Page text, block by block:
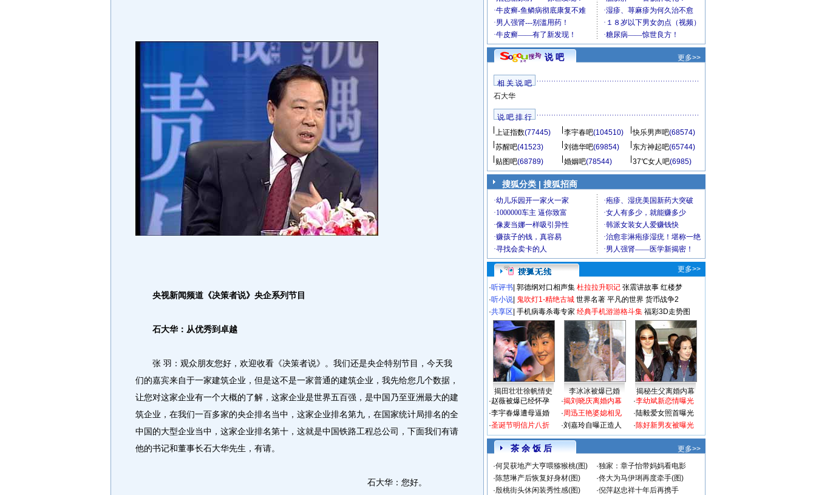
央视新闻频道《决策者说》央企系列节目
石大华：从优秀到卓越
张 羽：观众朋友您好，欢迎收看《决策者说》。我们还是央企特别节目，今天我
们的嘉宾来自于一家建筑企业，但是这不是一家普通的建筑企业，我先给您几个数据，
让您对这家企业有一个大概的了解，这家企业是世界五百强，是中国乃至亚洲最大的建
筑企业，在我们一百多家的央企排名当中，这家企业排名第九，在国家统计局排名的全
中国的大型企业当中，这家企业排名第十，这就是中国铁路工程总公司，下面我们有请
他的书记和董事长石大华先生，有请。
石大华：您好。
说 吧 更多>>
相 关 说 吧
石大华
说 吧 排 行
上证指数(77445) 李宇春吧(104510) 快乐男声吧(68574)
苏醒吧(41523) 刘德华吧(69854) 东方神起吧(65744)
贴图吧(68789) 婚姻吧(78544) 37℃女人吧(6985)
搜狐分类 | 搜狐招商
更多>>
·听评书 郭德纲对口相声集 杜拉拉升职记 张震讲故事 红楼梦
·听小说 鬼吹灯1-精绝古城 世界名著 平凡的世界 货币战争2
·共享区 手机病毒杀毒专家 经典手机游游格斗集 福彩3D走势图
揭田壮壮徐帆情史 李冰冰被爆已婚
揭秘生父离婚内幕
·赵薇被爆已经怀孕
·李宇春爆遭母逼婚
·圣诞节明信片八折
·揭刘晓庆离婚内幕
·周迅王艳婆媳相见
·刘嘉玲自曝正造人
·李幼斌新恋情曝光
·陆毅爱女照首曝光
·陈好新男友被曝光
茶 余 饭 后
更多>>
·何炅获地产大亨喂猕猴桃(图) ·独家：章子怡带妈妈看电影
·陈慧琳产后恢复好身材(图) ·佟大为马伊琍再度牵手(图)
·殷桃街头休闲装秀性感(图) ·倪萍赵忠祥十年后再携手